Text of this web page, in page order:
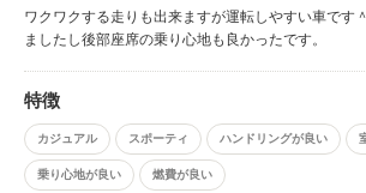
ワクワクする走りも出来ますが運転しやすい車です
ましたし後部座席の乗り心地も良かったです。
特徴
カジュアル スポーティ ハンドリングが良い
乗り心地が良い 燃費が良い